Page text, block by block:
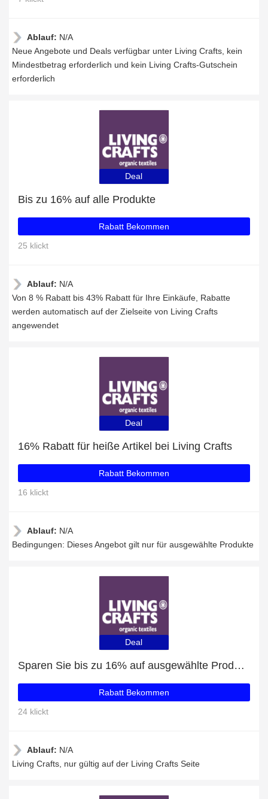
Ablauf: N/A
Neue Angebote und Deals verfügbar unter Living Crafts, kein
Mindestbetrag erforderlich und kein Living Crafts-Gutschein
erforderlich
Deal
Bis zu 16% auf alle Produkte
Rabatt Bekommen
25 klickt
Ablauf: N/A
Von 8 % Rabatt bis 43% Rabatt für Ihre Einkäufe, Rabatte
werden automatisch auf der Zielseite von Living Crafts
angewendet
Deal
16% Rabatt für heiße Artikel bei Living Crafts
Rabatt Bekommen
16 klickt
Ablauf: N/A
Bedingungen: Dieses Angebot gilt nur für ausgewählte Produkte
Deal
Sparen Sie bis zu 16% auf ausgewählte Produkte
Rabatt Bekommen
24 klickt
Ablauf: N/A
Living Crafts, nur gültig auf der Living Crafts Seite